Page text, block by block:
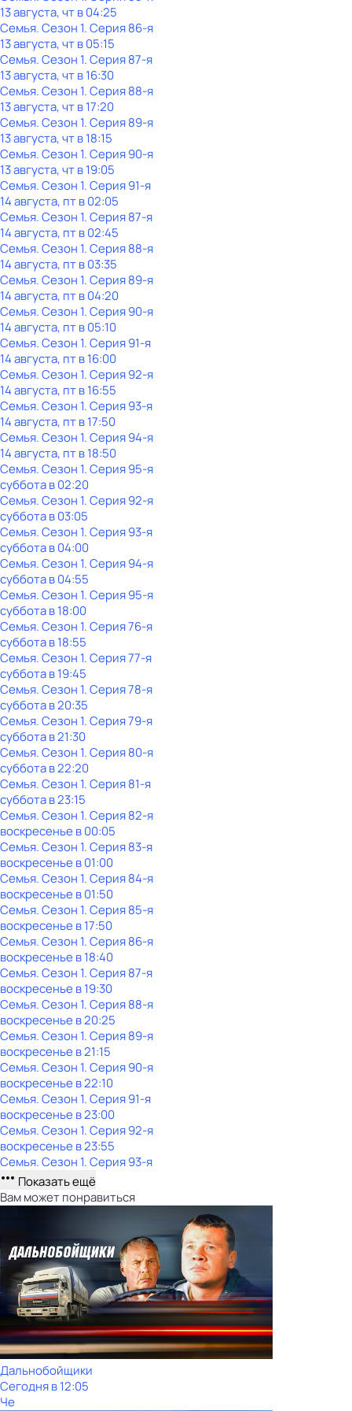
13 августа, чт в 04:25
Семья. Сезон 1. Серия 86-я
13 августа, чт в 05:15
Семья. Сезон 1. Серия 87-я
13 августа, чт в 16:30
Семья. Сезон 1. Серия 88-я
13 августа, чт в 17:20
Семья. Сезон 1. Серия 89-я
13 августа, чт в 18:15
Семья. Сезон 1. Серия 90-я
13 августа, чт в 19:05
Семья. Сезон 1. Серия 91-я
14 августа, пт в 02:05
Семья. Сезон 1. Серия 87-я
14 августа, пт в 02:45
Семья. Сезон 1. Серия 88-я
14 августа, пт в 03:35
Семья. Сезон 1. Серия 89-я
14 августа, пт в 04:20
Семья. Сезон 1. Серия 90-я
14 августа, пт в 05:10
Семья. Сезон 1. Серия 91-я
14 августа, пт в 16:00
Семья. Сезон 1. Серия 92-я
14 августа, пт в 16:55
Семья. Сезон 1. Серия 93-я
14 августа, пт в 17:50
Семья. Сезон 1. Серия 94-я
14 августа, пт в 18:50
Семья. Сезон 1. Серия 95-я
субботав02:20
Семья. Сезон 1. Серия 92-я
субботав03:05
Семья. Сезон 1. Серия 93-я
субботав04:00
Семья. Сезон 1. Серия 94-я
субботав04:55
Семья. Сезон 1. Серия 95-я
субботав18:00
Семья. Сезон 1. Серия 76-я
субботав18:55
Семья. Сезон 1. Серия 77-я
субботав19:45
Семья. Сезон 1. Серия 78-я
субботав20:35
Семья. Сезон 1. Серия 79-я
субботав21:30
Семья. Сезон 1. Серия 80-я
субботав22:20
Семья. Сезон 1. Серия 81-я
субботав23:15
Семья. Сезон 1. Серия 82-я
воскресенье в00:05
Семья. Сезон 1. Серия 83-я
воскресенье в01:00
Семья. Сезон 1. Серия 84-я
воскресенье в01:50
Семья. Сезон 1. Серия 85-я
воскресенье в17:50
Семья. Сезон 1. Серия 86-я
воскресенье в18:40
Семья. Сезон 1. Серия 87-я
воскресенье в19:30
Семья. Сезон 1. Серия 88-я
воскресенье в20:25
Семья. Сезон 1. Серия 89-я
воскресенье в21:15
Семья. Сезон 1. Серия 90-я
воскресенье в22:10
Семья. Сезон 1. Серия 91-я
воскресенье в23:00
Семья. Сезон 1. Серия 92-я
воскресенье в23:55
Семья. Сезон 1. Серия 93-я
Показать ещё
Вам может понравиться
Дальнобойщики
Сегодня в 12:05
Че